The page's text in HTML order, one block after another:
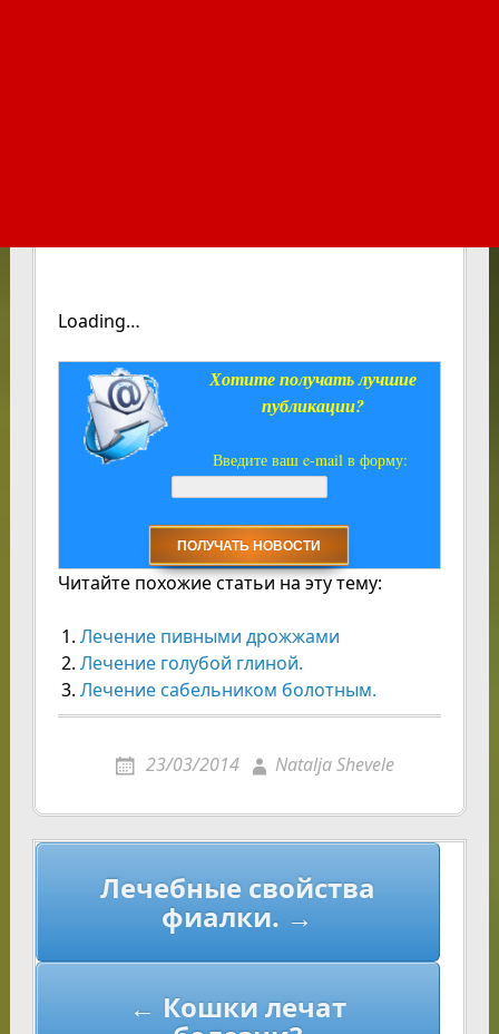
Loading…
Хотите получать лучшие
публикации?
Введите ваш e-mail в форму:
Читайте похожие статьи на эту тему:
Лечение пивными дрожжами
Лечение голубой глиной.
Лечение сабельником болотным.
23/03/2014 Natalja Shevele
Навигация
Лечебные свойства
фиалки. →
← Кошки лечат